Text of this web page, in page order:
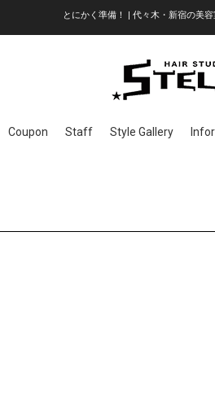
とにかく準備！ | 代々木・新宿の美
Coupon Staff Style Gallery